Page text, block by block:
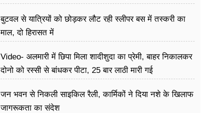
बुटवल से यात्रियों को छोड़कर लौट रही स्लीपर बस में तस्करी का
माल, दो हिरासत में
Video- अलमारी में छिपा मिला शादीशुदा का प्रेमी, बाहर निकालकर
दोनो को रस्सी से बांधकर पीटा, 25 बार लाठी मारी गई
जन भवन से निकली साइकिल रैली, कार्मिकों ने दिया नशे के खिलाफ
जागरूकता का संदेश